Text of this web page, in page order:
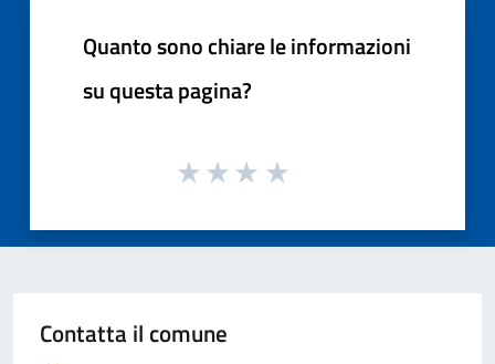
Quanto sono chiare le informazioni
su questa pagina?
Contatta il comune